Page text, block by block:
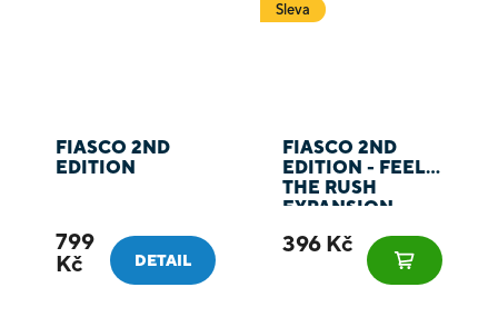
FIASCO 2ND
EDITION
799
Kč
DETAIL
Sleva
FIASCO 2ND
EDITION - FEEL
THE RUSH
EXPANSION
396 Kč